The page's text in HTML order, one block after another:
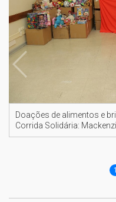
Doações de alimentos e
Corrida Solidária:
1